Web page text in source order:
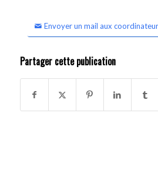
Envoyer un mail aux
Partager cette publication